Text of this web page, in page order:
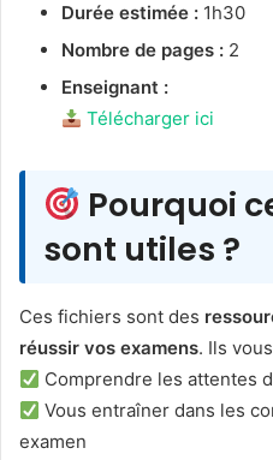
Durée estimée : 1h30
Nombre de pages : 2
Enseignant :
Télécharger ici
Pourquoi
sont utiles ?
Ces fichiers sont des
réussir vos examens. Ils
Comprendre les attentes
Vous entraîner dans les
examen